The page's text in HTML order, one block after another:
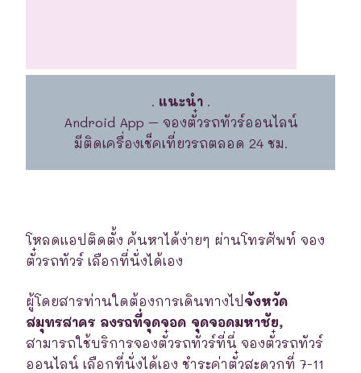
. แนะนำ.
Android App – จองตั๋วรถทัวร์ออนไลน์
มีติดเครื่องเช็คเที่ยวรถตลอด 24 ชม.
โหลดแอปติดตั้ง ค้นหาได้ง่ายๆ ผ่านโทรศัพท์ จอง
ตั๋วรถทัวร์ เลือกที่นั่งได้เอง
ผู้โดยสารท่านใดต้องการเดินทางไปจังหวัด
สมุทรสาคร ลงรถที่จุดจอด จุดจอดมหาชัย,
สามารถใช้บริการจองตั๋วรถทัวร์ที่นี่ จองตั๋วรถทัวร์
ออนไลน์ เลือกที่นั่งได้เอง ชำระค่าตั๋วสะดวกที่ 7-11